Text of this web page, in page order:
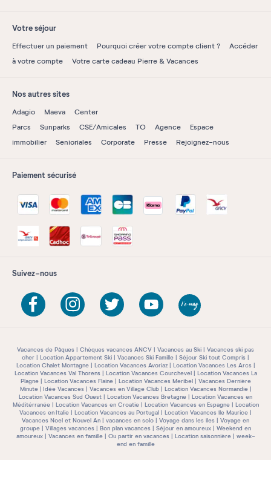
Votre séjour
Effectuer un paiement Pourquoi créer votre compte client ?
Accéder
à votre compte
Votre carte cadeau Pierre & Vacances
Nos autres sites
Adagio Maeva
Center
Parcs
Sunparks CSE/Amicales TO Agence
Espace
immobilier
Senioriales Corporate Presse Rejoignez-nous
Paiement sécurisé
Suivez-nous
Vacances de Pâques Chèques vacances ANCV Vacances au Ski
Vacances ski pas
cher
Location Appartement Ski Vacances Ski Famille
Séjour Ski tout Compris
Location Chalet Montagne
Location Vacances Avoriaz
Location Vacances Les Arcs
Location Vacances Val Thorens
Location Vacances Courchevel
Location Vacances La
Plagne
Location Vacances Flaine Location Vacances Meribel
Vacances Dernière
Minute
Idée Vacances Vacances en Village Club
Location Vacances Normandie
Location Vacances Sud Ouest
Location Vacances Bretagne
Location Vacances en
Méditérranée
Location Vacances en Croatie Location Vacances en Espagne
Location
Vacances en Italie
Location Vacances au Portugal
Location Vacances île Maurice
Vacances Noel et Nouvel An
vacances en solo Voyage dans les îles
Voyage en
groupe
Villages vacances Bon plan vacances Séjour en amoureux
Weekend en
amoureux
Vacances en famille Ou partir en vacances Location saisonnière
week-
end en famille